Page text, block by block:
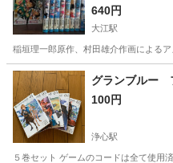
640円
大江駅
稲垣理一郎原作、村田雄介作画による
愛知 名古屋市 大江駅 マ
グランブルー
100円
浄心駅
５巻セット ゲームのコードは全て使用